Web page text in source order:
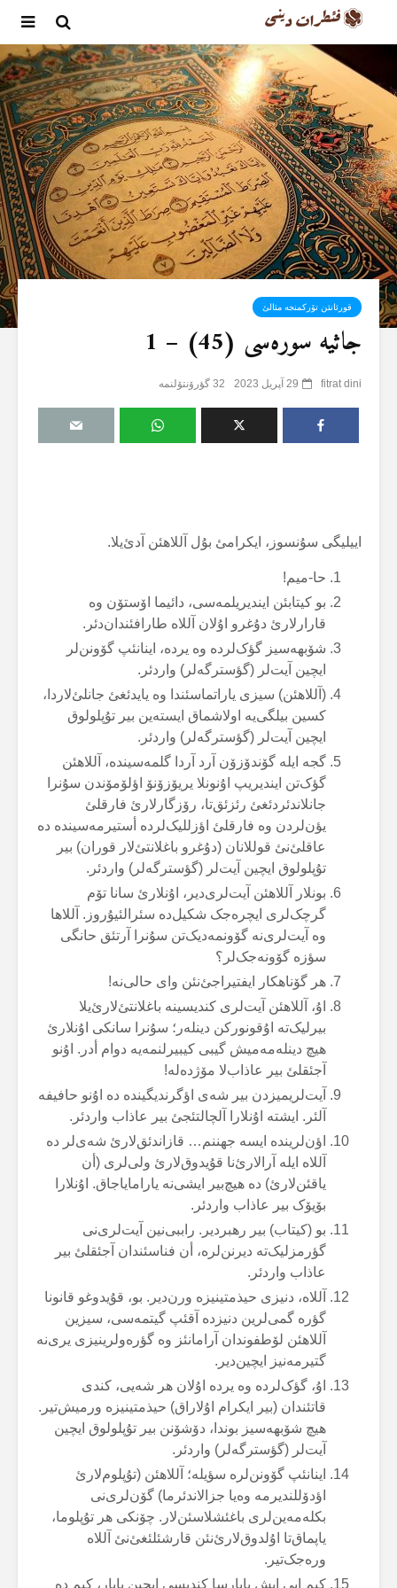
قورئانئن تۆرکمنجە مئالئ
جاثیە سورەسی (45) – 1
fitrat dini 29 آپریل 2023 32 گؤرۆنتۆلنمە
اییلیگی سۇنسوز، ایکرامئ بۇل آللاهئن آدئ‌یلا.
حا-میم!
بو کیتابئن ایندیریلمەسی، دائیما اۆستۆن وە
قارارلارئ دۇغرو اۇلان آللاە طارافئندان‌دئر.
شۆبهەسیز گؤک‌لردە وە یردە، اینانئپ گۆونن‌لر
ایچین آیت‌لر (گؤسترگەلر) واردئر.
(آللاهئن) سیزی یاراتماسئندا وە یایدئغئ جانلئ‌لاردا،
کسین بیلگی‌یە اولاشماق ایستەین بیر تۇپلولوق
ایچین آیت‌لر (گؤسترگەلر) واردئر.
گجە ایلە گۆندۆزۆن آرد آردا گلمەسیندە، آللاهئن
گؤک‌تن ایندیریپ اۇنونلا یریۆزۆنۆ اؤلۆمۆندن سۇنرا
جانلاندئردئغئ رئزئق‌تا، رۆزگارلارئ فارقلئ
یؤن‌لردن وە فارقلئ اؤزللیک‌لردە أستیرمەسیندە دە
عاقلئ‌نئ قوللانان (دۇغرو باغلانتئ‌لار قوران) بیر
تۇپلولوق ایچین آیت‌لر (گؤسترگەلر) واردئر.
بونلار آللاهئن آیت‌لری‌دیر، اۇنلارئ سانا تۆم
گرچک‌لری ایچرەجک شکیل‌دە سئرالئیۇروز. آللاها
وە آیت‌لری‌نە گۆونمەدیک‌تن سۇنرا آرتئق حانگی
سؤزە گۆونەجک‌لر؟
هر گۆناهکار ایفتیراجئ‌نئن وای حالی‌نە!
اۇ، آللاهئن آیت‌لری کندیسینە باغلانتئ‌لارئ‌یلا
بیرلیک‌تە اۇقونورکن دینلەر؛ سۇنرا سانکی اۇنلارئ
هیچ دینلەمەمیش گیبی کیبیرلنمەیە دوام أدر. اۇنو
آجئقلئ بیر عاذاب‌لا مۆژدەلە!
آیت‌لریمیزدن بیر شەی اؤگرندیگیندە دە اۇنو حافیفە
آلئر. ایشتە اۇنلارا آلچالتئجئ بیر عاذاب واردئر.
اؤن‌لریندە ایسە جهننم… قازاندئق‌لارئ شەی‌لر دە
آللاە ایلە آرالارئ‌نا قۇیدوق‌لارئ ولی‌لری (أن
یاقئن‌لارئ) دە هیچ‌بیر ایشی‌نە یارامایاجاق. اۇنلارا
بۆیۆک بیر عاذاب واردئر.
بو (کیتاب) بیر رهبردیر. راببی‌نین آیت‌لری‌نی
گؤرمزلیک‌تە دیرنن‌لرە، أن فناسئندان آجئقلئ بیر
عاذاب واردئر.
آللاە، دنیزی حیذمتینیزە ورن‌دیر. بو، قۇیدوغو قانونا
گؤرە گمی‌لرین دنیزدە آقئپ گیتمەسی، سیزین
آللاهئن لۆطفوندان آرامانئز وە گؤرەولرینیزی یری‌نە
گتیرمەنیز ایچین‌دیر.
اۇ، گؤک‌لردە وە یردە اۇلان هر شەیی، کندی
قاتئندان (بیر ایکرام اۇلاراق) حیذمتینیزە ورمیش‌تیر.
هیچ شۆبهەسیز بوندا، دۆشۆنن بیر تۇپلولوق ایچین
آیت‌لر (گؤسترگەلر) واردئر.
اینانئپ گۆونن‌لرە سؤیلە؛ آللاهئن (تۇپلوم‌لارئ
اؤدۆللندیرمە وەیا جزالاندئرما) گۆن‌لری‌نی
بکلەمەین‌لری باغئشلاسئن‌لار. چۆنکی هر تۇپلوما،
یاپماق‌تا اۇلدوق‌لارئ‌نئن قارشئلئغئ‌نئ آللاە
ورەجک‌تیر.
کیم ایی ایش یاپارسا کندیسی ایچین یاپار، کیم دە